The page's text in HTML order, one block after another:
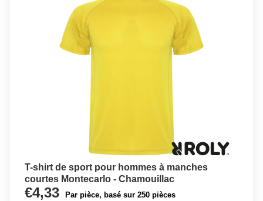
T-shirt de sport pour hommes à manches
courtes Montecarlo - Chamouillac
€4,33 Par pièce, basé sur 250 pièces